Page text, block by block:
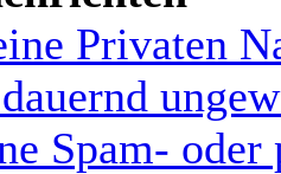
Privaten
Spam-